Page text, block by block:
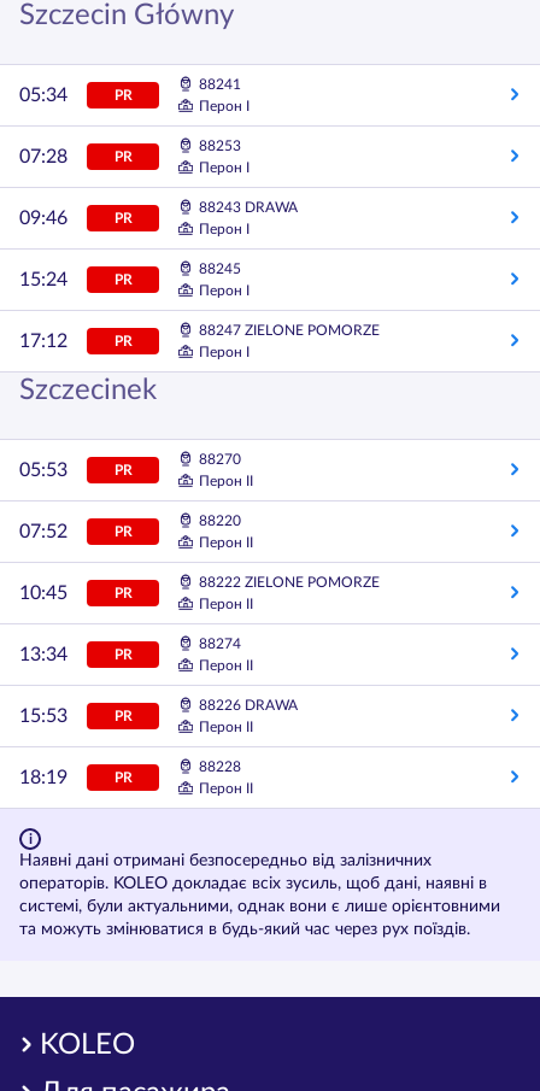
Szczecin Główny
05:34 PR
88241
Перон I
07:28 PR
88253
Перон I
09:46 PR
88243 DRAWA
Перон I
15:24 PR
88245
Перон I
17:12 PR
88247 ZIELONE POMORZE
Перон I
Szczecinek
05:53 PR
88270
Перон II
07:52 PR
88220
Перон II
10:45 PR
88222 ZIELONE POMORZE
Перон II
13:34 PR
88274
Перон II
15:53 PR
88226 DRAWA
Перон II
18:19 PR
88228
Перон II
Наявні дані отримані безпосередньо від залізничних
операторів. KOLEO докладає всіх зусиль, щоб дані, наявні в
системі, були актуальними, однак вони є лише орієнтовними
та можуть змінюватися в будь-який час через рух поїздів.
KOLEO